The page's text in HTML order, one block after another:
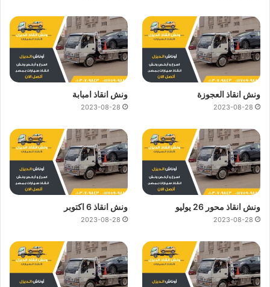
ونش انقاذ العجوزة
2023-08-28
ونش انقاذ امبابة
2023-08-28
ونش انقاذ محور 26 يوليو
2023-08-28
ونش انقاذ 6 اكتوبر
2023-08-28